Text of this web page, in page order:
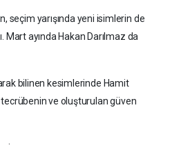
seçim yarışında yeni isimlerin de
Mart ayında Hakan Darılmaz da
bilinen kesimlerinde Hamit
tecrübenin ve oluşturulan güven